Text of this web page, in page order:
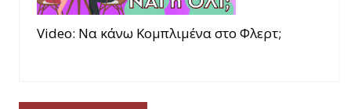
Video: Να κάνω Κομπλιμένα στο Φλερτ;